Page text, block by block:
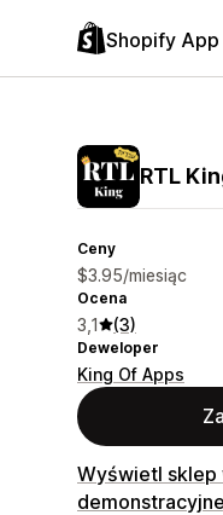
Shopify
Ceny
$3.95/miesiąc
Ocena
3,1 (3)
Deweloper
King Of Apps
Wyświetl sklep